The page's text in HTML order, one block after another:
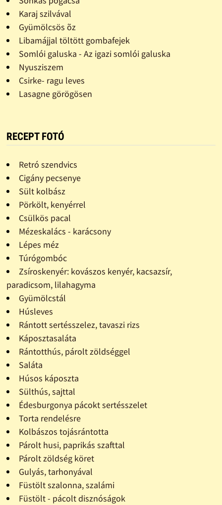
Karaj szilvával
Gyümölcsös õz
Libamájjal töltött gombafejek
Somlói galuska - Az igazi somlói galuska
Nyusziszem
Csirke- ragu leves
Lasagne görögösen
RECEPT FOTÓ
Retró szendvics
Cigány pecsenye
Sült kolbász
Pörkölt, kenyérrel
Csülkös pacal
Mézeskalács - karácsony
Lépes méz
Túrógombóc
Zsíroskenyér: kovászos kenyér, kacsazsír,
paradicsom, lilahagyma
Gyümölcstál
Húsleves
Rántott sertésszelez, tavaszi rizs
Káposztasaláta
Rántotthús, párolt zöldséggel
Saláta
Húsos káposzta
Sülthús, sajttal
Édesburgonya pácokt sertésszelet
Torta rendelésre
Kolbászos tojásrántotta
Párolt husi, paprikás szafttal
Párolt zöldség köret
Gulyás, tarhonyával
Füstölt szalonna, szalámi
Füstölt - pácolt disznóságok